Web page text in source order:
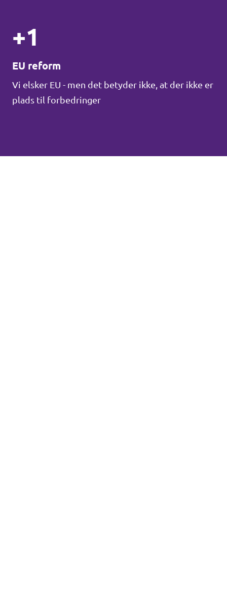
+1
EU reform
Vi elsker EU - men det betyder ikke, at der ikke er
plads til forbedringer